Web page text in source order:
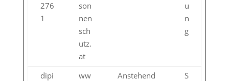
276
1
son
nen
sch
utz.
at
u
n
g
dipi
ww
Anstehend
S